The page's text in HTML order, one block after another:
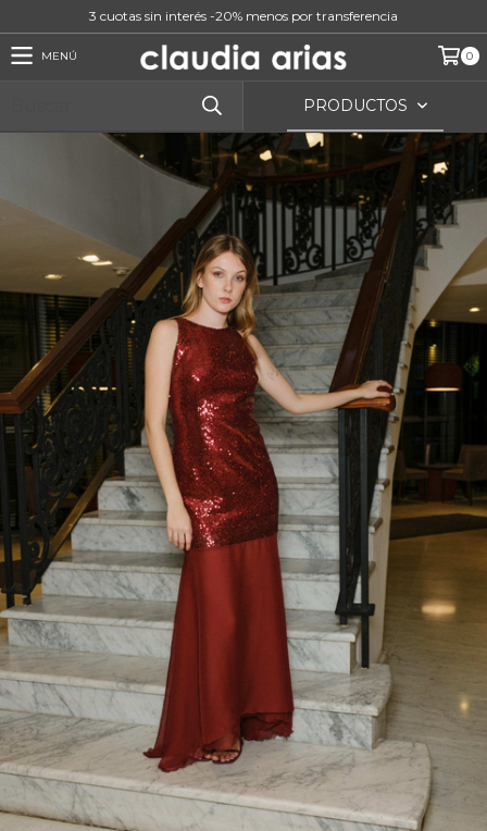
3 cuotas sin interés -20% menos por transferencia
MENÚ 0
PRODUCTOS